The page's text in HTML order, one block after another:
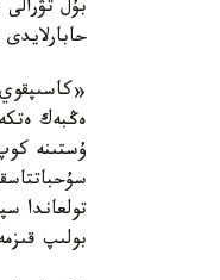
بۇل
حابارلايدى BNews.kz.
ەڭبەك
تولعاندا
بولىپ